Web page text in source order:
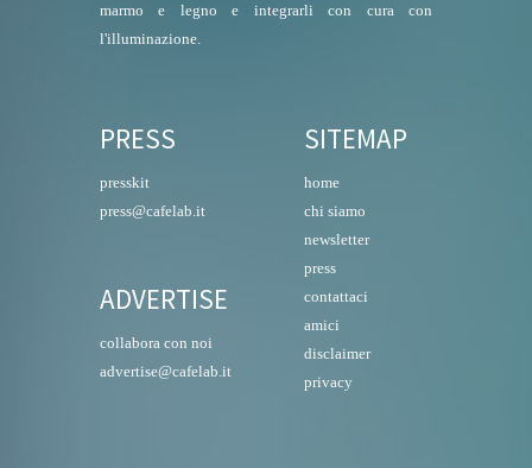
marmo e legno e integrarli con cura con
l'illuminazione.
PRESS
presskit
press@cafelab.it
ADVERTISE
collabora con noi
advertise@cafelab.it
SITEMAP
home
chi siamo
newsletter
press
contattaci
amici
disclaimer
privacy